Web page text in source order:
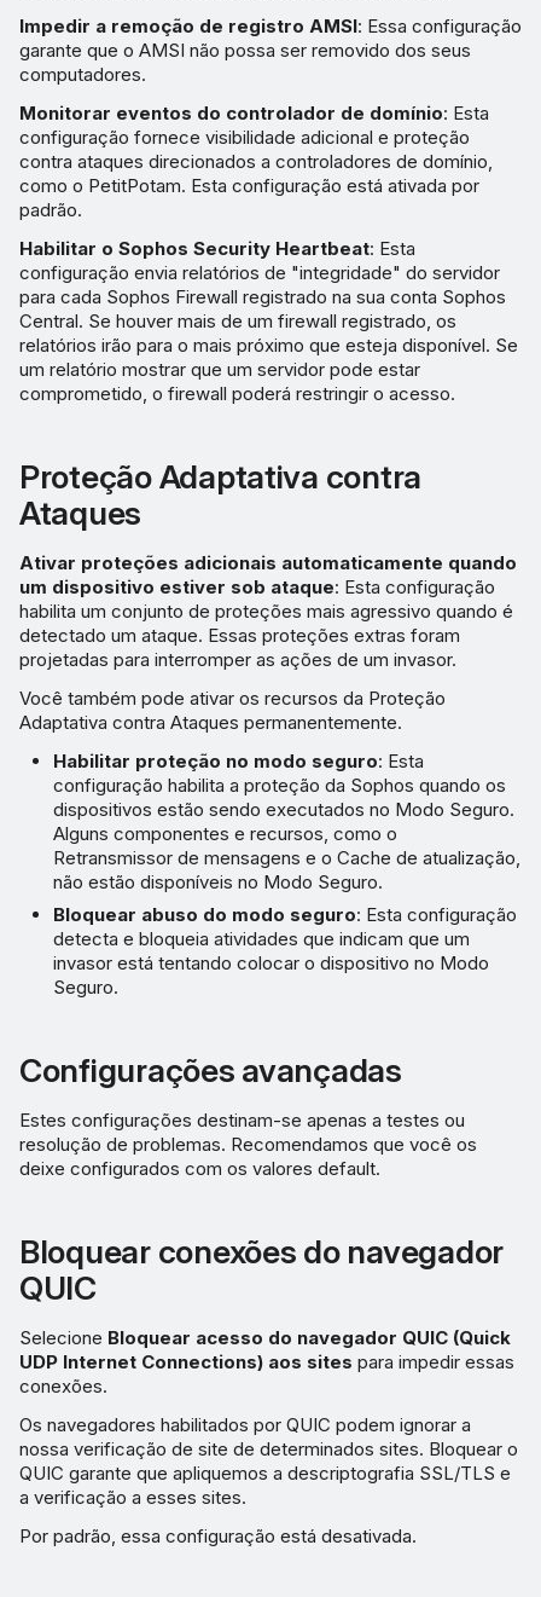
Impedir a remoção de registro AMSI: Essa configuração
garante que o AMSI não possa ser removido dos seus
computadores.
Monitorar eventos do controlador de domínio: Esta
configuração fornece visibilidade adicional e proteção
contra ataques direcionados a controladores de domínio,
como o PetitPotam. Esta configuração está ativada por
padrão.
Habilitar o Sophos Security Heartbeat: Esta
configuração envia relatórios de "integridade" do servidor
para cada Sophos Firewall registrado na sua conta Sophos
Central. Se houver mais de um firewall registrado, os
relatórios irão para o mais próximo que esteja disponível. Se
um relatório mostrar que um servidor pode estar
comprometido, o firewall poderá restringir o acesso.
Proteção Adaptativa contra
Ataques
Ativar proteções adicionais automaticamente quando
um dispositivo estiver sob ataque: Esta configuração
habilita um conjunto de proteções mais agressivo quando é
detectado um ataque. Essas proteções extras foram
projetadas para interromper as ações de um invasor.
Você também pode ativar os recursos da Proteção
Adaptativa contra Ataques permanentemente.
Habilitar proteção no modo seguro: Esta
configuração habilita a proteção da Sophos quando os
dispositivos estão sendo executados no Modo Seguro.
Alguns componentes e recursos, como o
Retransmissor de mensagens e o Cache de atualização,
não estão disponíveis no Modo Seguro.
Bloquear abuso do modo seguro: Esta configuração
detecta e bloqueia atividades que indicam que um
invasor está tentando colocar o dispositivo no Modo
Seguro.
Configurações avançadas
Estes configurações destinam-se apenas a testes ou
resolução de problemas. Recomendamos que você os
deixe configurados com os valores default.
Bloquear conexões do navegador
QUIC
Selecione Bloquear acesso do navegador QUIC (Quick
UDP Internet Connections) aos sites para impedir essas
conexões.
Os navegadores habilitados por QUIC podem ignorar a
nossa verificação de site de determinados sites. Bloquear o
QUIC garante que apliquemos a descriptografia SSL/TLS e
a verificação a esses sites.
Por padrão, essa configuração está desativada.